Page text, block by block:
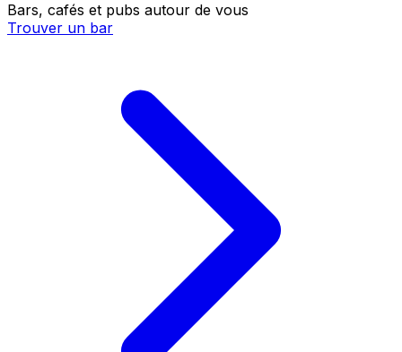
Bars, cafés et pubs autour de vous
Trouver un bar